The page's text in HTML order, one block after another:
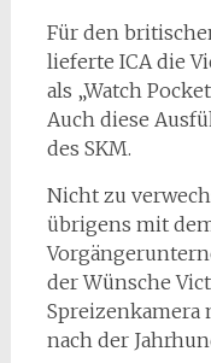
Für den
lieferte ICA die
als „Watch
Auch diese
des SKM.
Nicht zu
übrigens mit
der Wünsche
Spreizenkamera
nach der